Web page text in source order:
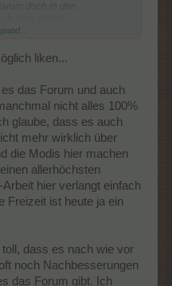
deutsche Forum bald wieder
stellt sich doch ernsthaft
Forum benötigt wird.
vielleicht kann das mal
wenn ihr das weiter gebt.
liken...
das Forum und auch
nicht alles 100%
glaube, dass es auch
mehr wirklich über
die Modis hier machen
allerhöchsten
hier verlangt einfach
Freizeit ist heute ja ein
dass es nach wie vor
noch Nachbesserungen
das Forum gibt. Ich